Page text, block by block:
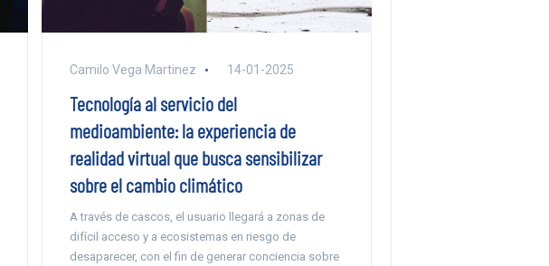
Camilo Vega Martinez 14-01-2025
Tecnología al servicio del
medioambiente: la experiencia de
realidad virtual que busca sensibilizar
sobre el cambio climático
A través de cascos, el usuario llegará a zonas de
difícil acceso y a ecosistemas en riesgo de
desaparecer, con el fin de generar conciencia sobre